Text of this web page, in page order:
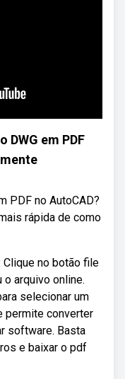
em PDF
PDF no AutoCAD?
rápida de como
no botão file
o arquivo online.
selecionar um
permite converter
software. Basta
e baixar o pdf